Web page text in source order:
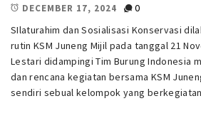
DECEMBER 17, 2024
0
SIlaturahim dan Sosialisasi Konservasi
rutin KSM Juneng Mijil pada tanggal 21
Lestari didampingi Tim Burung Indonesia
dan rencana kegiatan bersama KSM
sendiri sebual kelompok yang